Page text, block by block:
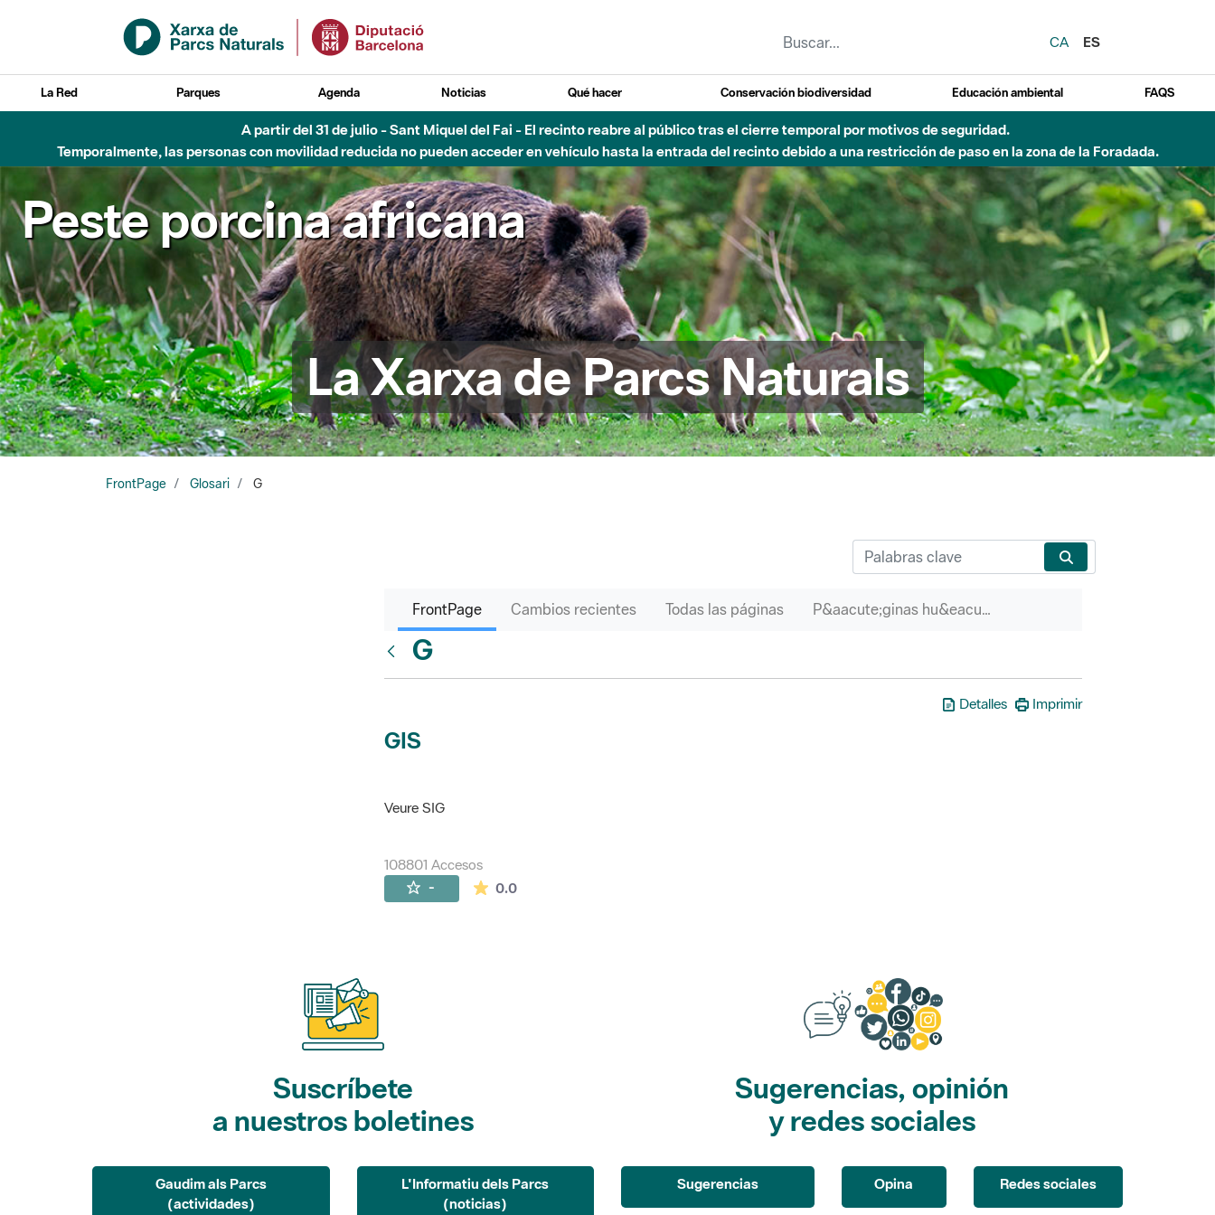
Saltar al contenido principal
CA
ES
La Red Parques Agenda Noticias Qué hacer Conservación biodiversidad Educación ambiental FAQS
A partir del 31 de julio - Sant Miquel del Fai - El recinto reabre al público tras el cierre temporal por motivos de seguridad.
Temporalmente, las personas con movilidad reducida no pueden acceder en vehículo hasta la entrada del recinto debido a una restricción de paso en la zona de la Foradada.
Peste porcina africana
La Xarxa de Parcs Naturals
FrontPage Glosari G
FrontPage Cambios recientes Todas las páginas P&aacute;ginas hu&eacute;rfanas
G
Detalles Imprimir
GIS
Veure SIG
108801 Accesos
- 0.0La valoración media es de 0 estrellas de 5.
Suscríbete
a nuestros boletines
Gaudim als Parcs
(actividades)
L'Informatiu dels Parcs
(noticias)
Sugerencias, opinión
y redes sociales
Sugerencias Opina Redes sociales